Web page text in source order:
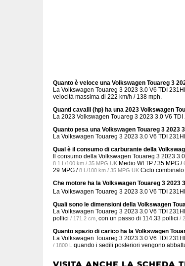
Quanto è veloce una Volkswagen Touareg 3
La Volkswagen Touareg 3 2023 3.0 V6 TDI
velocità massima di 222 km/h / 138 mph.
Quanti cavalli (hp) ha una 2023 Volkswagen
La 2023 Volkswagen Touareg 3 2023 3.0 V6
Quanto pesa una Volkswagen Touareg 3 2023
La Volkswagen Touareg 3 2023 3.0 V6 TDI
Qual è il consumo di carburante della
Il consumo della Volkswagen Touareg 3 2023
8.1 L/100 km / 35 MPG UK Medio WLTP /35 MPG /
29 MPG /8 L/100 km / 35 MPG UK Ciclo combinato
Che motore ha la Volkswagen Touareg 3 2023
La Volkswagen Touareg 3 2023 3.0 V6 TDI
Quali sono le dimensioni della Volkswagen
La Volkswagen Touareg 3 2023 3.0 V6 TDI
pollici / 171.2 cm, con un passo di 114.33 pollici /
Quanto spazio di carico ha la Volkswagen
La Volkswagen Touareg 3 2023 3.0 V6 TDI
/ 1800 L quando i sedili posteriori vengono